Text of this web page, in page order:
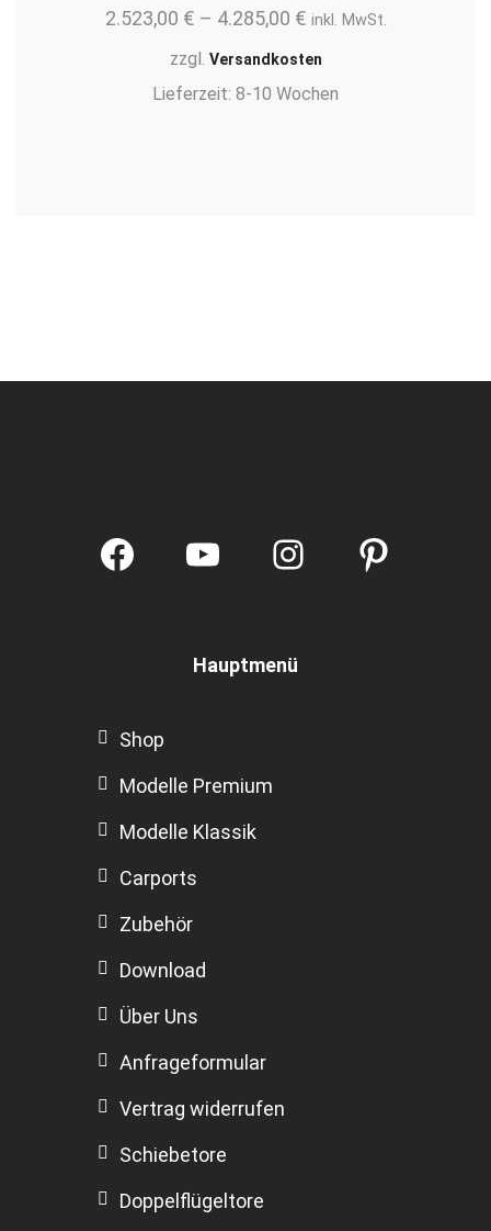
2.523,00 € – 4.285,00 € inkl. MwSt.
zzgl. Versandkosten
Lieferzeit: 8-10 Wochen
FacebookYouTubeInstagram
Hauptmenü
Shop
Modelle Premium
Modelle Klassik
Carports
Zubehör
Download
Über Uns
Anfrageformular
Vertrag widerrufen
Schiebetore
Doppelflügeltore